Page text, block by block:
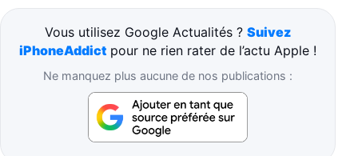
Vous utilisez Google Actualités ? Suivez
iPhoneAddict pour ne rien rater de l’actu Apple !
Ne manquez plus aucune de nos publications :